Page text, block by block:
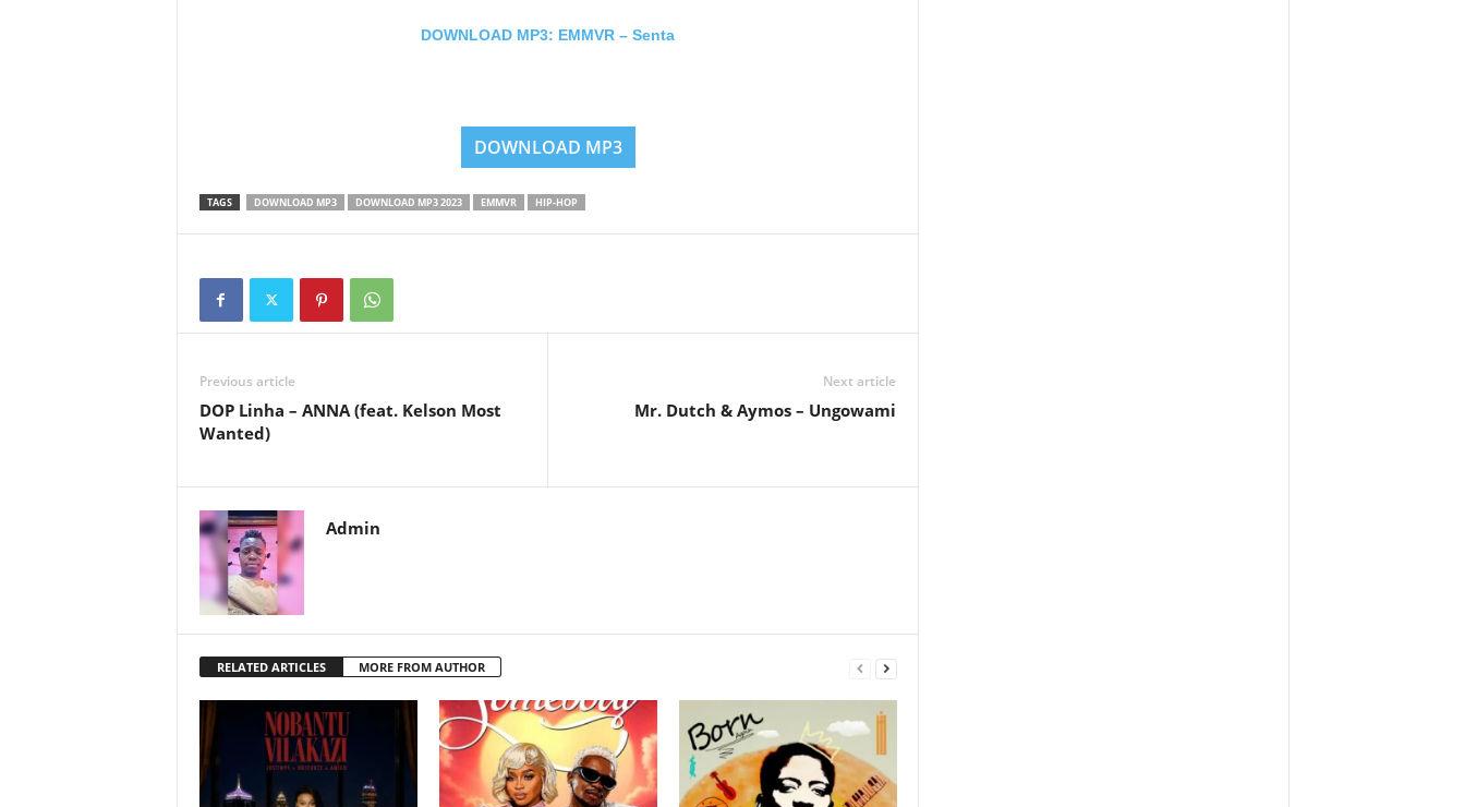
DOWNLOAD MP3: EMMVR – Senta
DOWNLOAD MP3
TAGS DOWNLOAD MP3 DOWNLOAD MP3 2023 EMMVR HIP-HOP
Previous article
DOP Linha – ANNA (feat. Kelson Most
Wanted)
Next article
Mr. Dutch & Aymos – Ungowami
Admin
RELATED ARTICLES MORE FROM AUTHOR